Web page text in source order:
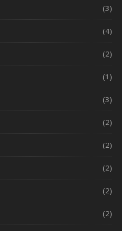
(3)
(4)
(2)
(1)
(3)
(2)
(2)
(2)
(2)
(2)